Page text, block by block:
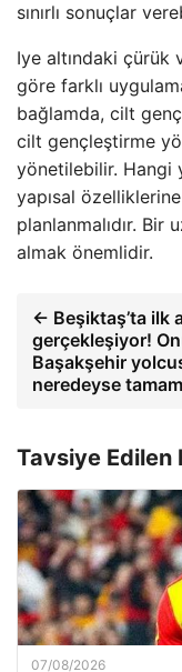
sınırlı sonuçlar
Iye altındaki çürük
göre farklı
bağlamda, cilt
cilt gençleştirme
yönetilebilir. Hangi
yapısal
planlanmalıdır. Bir
almak önemlidir.
← Beşiktaş’ta ilk
gerçekleşiyor!
Başakşehir
neredeyse tamam
Tavsiye Edilen
07/08/2026